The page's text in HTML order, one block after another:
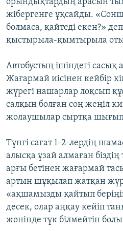
орындықтардың арасын
жібергенге ұқсайды.
болмаса, қайтеді екен?»
қыстырыла-қымтырыла
Автобустың ішіндегі сасық
Жағармай иісінен кейбір
жүрегі нашарлар лоқсып
салқын болған соң жеңіл
жолаушылар сыртқа
Түнгі сағат 1-2-лердің
алысқа ұзай алмаған
арғы бетінен жағармай
артын шұқылап жатқан
«ақшамызды қайтып
десек, олар аңқау кейіп
жөнінде түк білмейтін